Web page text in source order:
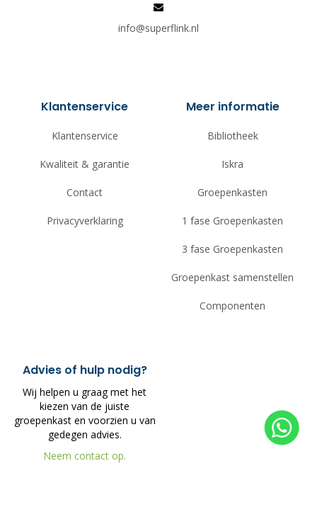
info@superflink.nl
Klantenservice
Klantenservice
Kwaliteit & garantie
Contact
Privacyverklaring
Meer informatie
Bibliotheek
Iskra
Groepenkasten
1 fase Groepenkasten
3 fase Groepenkasten
Groepenkast samenstellen
Componenten
Advies of hulp nodig?
Wij helpen u graag met het
kiezen van de juiste
groepenkast en voorzien u van
gedegen advies.
Neem contact op.